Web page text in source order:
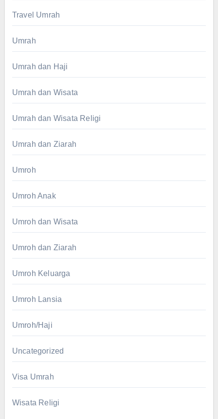
Travel Umrah
Umrah
Umrah dan Haji
Umrah dan Wisata
Umrah dan Wisata Religi
Umrah dan Ziarah
Umroh
Umroh Anak
Umroh dan Wisata
Umroh dan Ziarah
Umroh Keluarga
Umroh Lansia
Umroh/Haji
Uncategorized
Visa Umrah
Wisata Religi